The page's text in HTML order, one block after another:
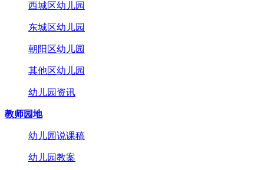
西城区幼儿园
东城区幼儿园
朝阳区幼儿园
其他区幼儿园
幼儿园资讯
教师园地
幼儿园说课稿
幼儿园教案